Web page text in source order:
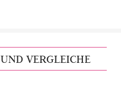
VERGLEICHE